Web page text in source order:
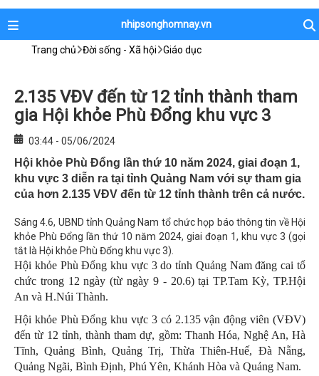
nhipsonghomnay.vn
Trang chủ Đời sống - Xã hội Giáo dục
2.135 VĐV đến từ 12 tỉnh thành tham
gia Hội khỏe Phù Đổng khu vực 3
03:44 - 05/06/2024
Hội khỏe Phù Đổng lần thứ 10 năm 2024, giai đoạn 1,
khu vực 3 diễn ra tại tỉnh Quảng Nam với sự tham gia
của hơn 2.135 VĐV đến từ 12 tỉnh thành trên cả nước.
Sáng 4.6, UBND tỉnh Quảng Nam tổ chức họp báo thông tin về Hội
khỏe Phù Đổng lần thứ 10 năm 2024, giai đoạn 1, khu vực 3 (gọi
tắt là Hội khỏe Phù Đổng khu vực 3).
Hội khỏe Phù Đổng khu vực 3 do tỉnh Quảng Nam đăng cai tổ
chức trong 12 ngày (từ ngày 9 - 20.6) tại TP.Tam Kỳ, TP.Hội
An và H.Núi Thành.
Hội khỏe Phù Đổng khu vực 3 có 2.135 vận động viên (VĐV)
đến từ 12 tỉnh, thành tham dự, gồm: Thanh Hóa, Nghệ An, Hà
Tĩnh, Quảng Bình, Quảng Trị, Thừa Thiên-Huế, Đà Nẵng,
Quảng Ngãi, Bình Định, Phú Yên, Khánh Hòa và Quảng Nam.